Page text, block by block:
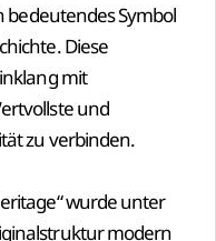
bedeutendes Symbol
Diese
mit
und
zu verbinden.
wurde unter
modern